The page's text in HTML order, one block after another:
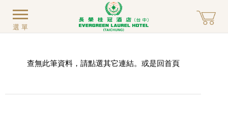
選單
查無此筆資料，請點選其它連結。或是回首頁